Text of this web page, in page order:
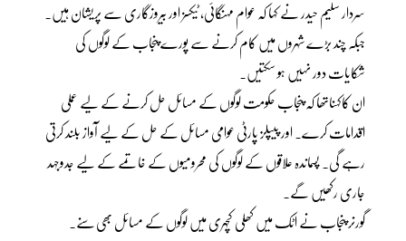
سردار سلیم حیدر نے کہا کہ عوام مہنگائی، ٹیکسز اور بیروزگاری سے پریشان ہیں۔
جبکہ چند بڑے شہروں میں کام کرنے سے پورے پنجاب کے لوگوں کی
شکایات دور نہیں ہو سکتیں۔
ان کاکہناتھا کہ پنجاب حکومت لوگوں کے مسائل حل کرنے کے لیے عملی
اقدامات کرے۔ اور پیپلز پارٹی عوامی مسائل کے حل کے لیے آواز بلند کرتی
رہے گی۔ پسماندہ علاقوں کے لوگوں کی محرومیوں کے خاتمے کے لیے جدوجہد
جاری رکھیں گے۔
گورنر پنجاب نے اٹک میں کھلی کچہری میں لوگوں کے مسائل بھی سنے۔